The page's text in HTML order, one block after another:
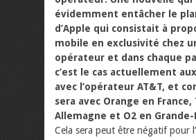
évidemment entâcher le
d’Apple qui consistait à
mobile en exclusivité chez
opérateur et dans chaque
c’est le cas actuellement
avec l’opérateur AT&T, et
sera avec Orange en France,
Allemagne et O2 en
Cela sera peut être négatif pour